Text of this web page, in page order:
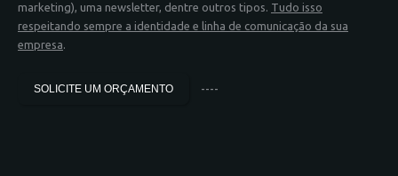
marketing), uma newsletter, dentre outros tipos. Tudo isso
respeitando sempre a identidade e linha de comunicação da sua
empresa.
SOLICITE UM ORÇAMENTO ----